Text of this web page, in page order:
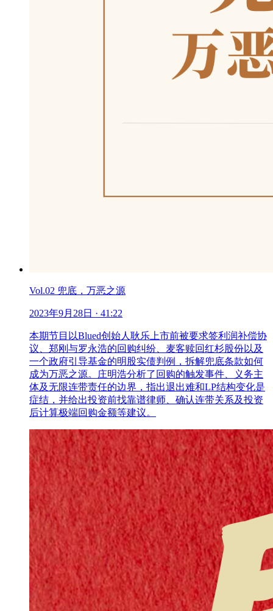
Vol.02 兜底，万恶之源
2023年9月28日 · 41:22
本期节目以Blued创始人耿乐上市前被要求签利润补偿协
议、郑刚与罗永浩的回购纠纷、麦客赎回红杉股份以及
一个政府引导基金的明股实债判例，拆解兜底条款如何
成为万恶之源。庄明浩分析了回购的触发事件、义务主
体及无限连带责任的边界，指出退出难和LP结构变化是
症结，并给出投资前找靠谱律师、确认连带关系及投资
后计算极端回购金额等建议。